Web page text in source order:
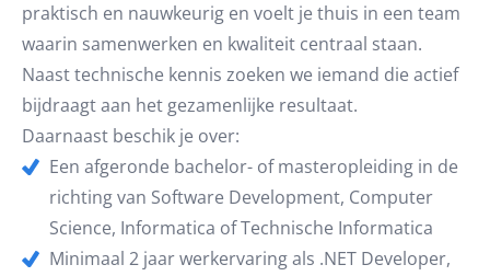
praktisch en nauwkeurig en voelt je thuis in een team
waarin samenwerken en kwaliteit centraal staan.
Naast technische kennis zoeken we iemand die actief
bijdraagt aan het gezamenlijke resultaat.
Daarnaast beschik je over:
Een afgeronde bachelor- of masteropleiding in de
richting van Software Development, Computer
Science, Informatica of Technische Informatica
Minimaal 2 jaar werkervaring als .NET Developer,